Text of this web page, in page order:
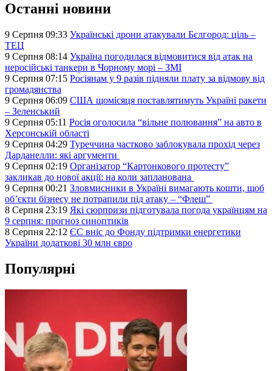
Останні новини
9 Серпня 09:33 Українські дрони атакували Бєлгород: ціль –
ТЕЦ
9 Серпня 08:14 Україна погодилася відмовитися від атак на
неросійські танкери в Чорному морі – ЗМІ
9 Серпня 07:15 Росіянам у 9 разів підняли плату за відмову від
громадянства
9 Серпня 06:09 США щомісяця поставлятимуть Україні ракети
– Зеленський
9 Серпня 05:11 Росія оголосила “вільне полювання” на авто в
Херсонській області
9 Серпня 04:29 Туреччина частково заблокувала прохід через
Дарданелли: які аргументи
9 Серпня 02:19 Організатор “Картонкового протесту”
закликав до нової акції: на коли запланована
9 Серпня 00:21 Зловмисники в Україні вимагають кошти, щоб
об’єкти бізнесу не потрапили під атаку – “Флеш”
8 Серпня 23:19 Які сюрпризи підготувала погода українцям на
9 серпня: прогноз синоптиків
8 Серпня 22:12 ЄС вніс до Фонду підтримки енергетики
України додаткові 30 млн євро
Популярні